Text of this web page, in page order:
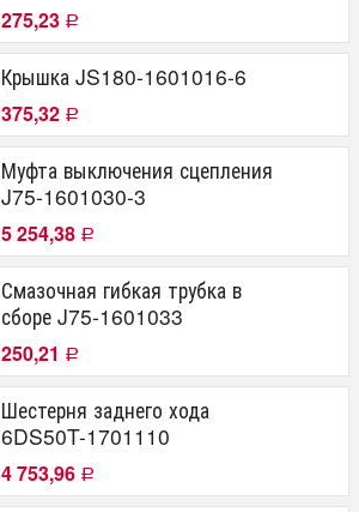
275,23 Р
Крышка JS180-1601016-6
375,32 Р
Муфта выключения сцепления
J75-1601030-3
5 254,38 Р
Смазочная гибкая трубка в
сборе J75-1601033
250,21 Р
Шестерня заднего хода
6DS50T-1701110
4 753,96 Р